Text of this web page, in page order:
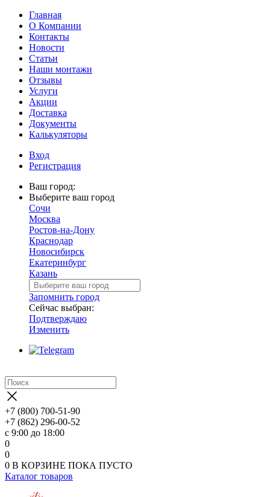
Главная
О Компании
Контакты
Новости
Статьи
Наши монтажи
Отзывы
Услуги
Акции
Доставка
Документы
Калькуляторы
Вход
Регистрация
Ваш город:
Выберите ваш город
Сочи
Москва
Ростов-на-Дону
Краснодар
Новосибирск
Екатеринбург
Казань
Запомнить город
Сейчас выбран:
Подтверждаю
Изменить
+7 (800) 700-51-90
+7 (862) 296-00-52
с 9:00 до 18:00
0
0
0 В КОРЗИНЕ ПОКА ПУСТО
Каталог товаров